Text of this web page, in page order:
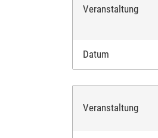
Veranstaltung
Datum
Veranstaltung